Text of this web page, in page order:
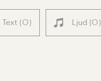
Text (0) Ljud (0)